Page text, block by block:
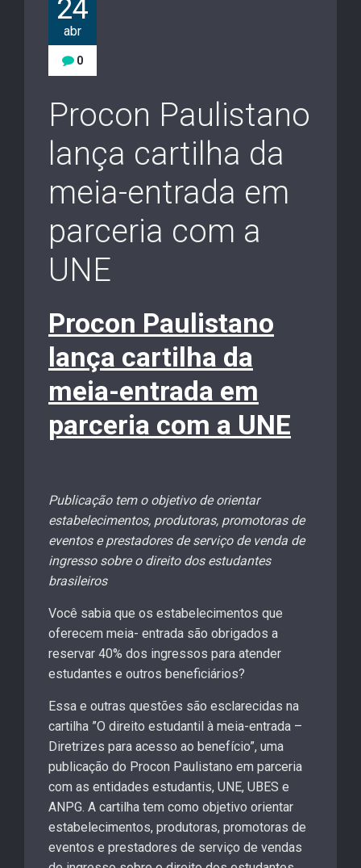
24
abr
0
Procon Paulistano
lança cartilha da
meia-entrada em
parceria com a
UNE
Procon Paulistano
lança cartilha da
meia-entrada em
parceria com a UNE
Publicação tem o objetivo de orientar
estabelecimentos, produtoras, promotoras de
eventos e prestadores de serviço de venda de
ingresso sobre o direito dos estudantes
brasileiros
Você sabia que os estabelecimentos que
oferecem meia- entrada são obrigados a
reservar 40% dos ingressos para atender
estudantes e outros beneficiários?
Essa e outras questões são esclarecidas na
cartilha ”O direito estudantil à meia-entrada –
Diretrizes para acesso ao benefício”, uma
publicação do Procon Paulistano em parceria
com as entidades estudantis, UNE, UBES e
ANPG. A cartilha tem como objetivo orientar
estabelecimentos, produtoras, promotoras de
eventos e prestadores de serviço de vendas